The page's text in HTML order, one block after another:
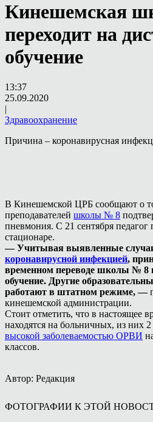
Кинешемская
переходит на
обучение
13:37
25.09.2020
|
Здравоохранение
Причина – коронавирусная
В Кинешемской ЦРБ сообщают о
преподавателей школы № 8
пневмония. С 21 сентября педагог
стационаре.
— Учитывая выявленные
коронавирусной инфекцией,
временном переводе школы № 8
обучение. Другие
работают в штатном режиме, —
кинешемской администрации.
Стоит отметить, что в настоящее
находятся на больничных, из них
высокой заболеваемостью ОРВИ
классов.
Автор: Редакция
ФОТОГРАФИИ К ЭТОЙ